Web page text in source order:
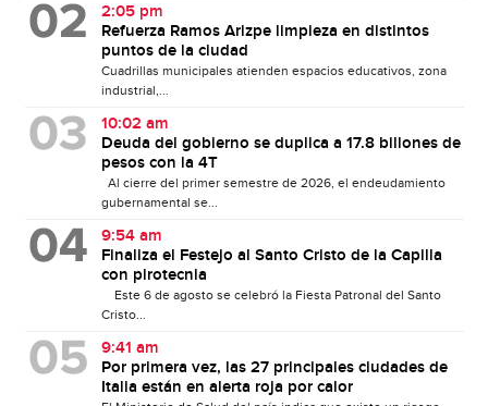
2:05 pm
Refuerza Ramos Arizpe limpieza en distintos
puntos de la ciudad
Cuadrillas municipales atienden espacios educativos, zona
industrial,...
10:02 am
Deuda del gobierno se duplica a 17.8 billones de
pesos con la 4T
Al cierre del primer semestre de 2026, el endeudamiento
gubernamental se...
9:54 am
Finaliza el Festejo al Santo Cristo de la Capilla
con pirotecnia
Este 6 de agosto se celebró la Fiesta Patronal del Santo
Cristo...
9:41 am
Por primera vez, las 27 principales ciudades de
Italia están en alerta roja por calor